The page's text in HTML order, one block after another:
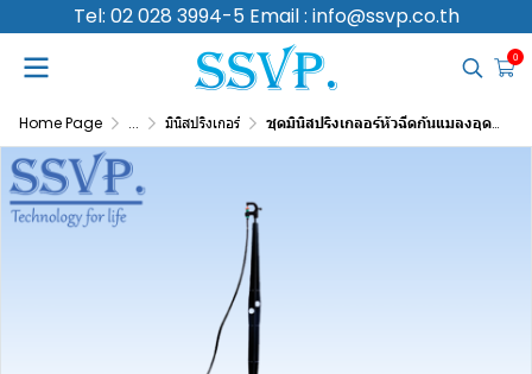
Tel: 02 028 3994-5 Email : info@ssvp.co.th
0
Home Page ... มินิสปริงเกอร์ ชุดมินิสปริงเกลอร์หัวฉีดกันแมลงอุดตัน สูง 60 ซม. ปริมาณน้ำ 50 (L/H) รุ่น POP-R SET+ รหัส 351-117050-10 (แพ็ค 10 ชุด)